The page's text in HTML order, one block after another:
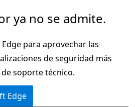
ya no se admite.
para aprovechar las
de seguridad más
soporte técnico.
Edge